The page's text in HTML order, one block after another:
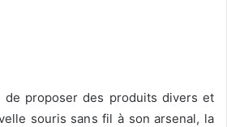
de proposer des produits divers et
souris sans fil à son arsenal, la